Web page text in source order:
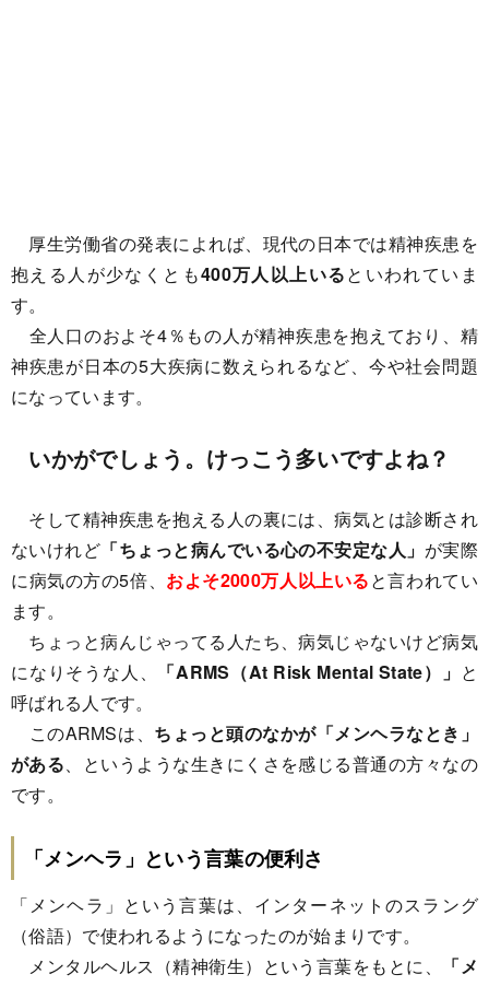
厚生労働省の発表によれば、現代の日本では精神疾患を
抱える人が少なくとも400万人以上いるといわれていま
す。
全人口のおよそ4％もの人が精神疾患を抱えており、精
神疾患が日本の5大疾病に数えられるなど、今や社会問題
になっています。
いかがでしょう。けっこう多いですよね？
そして精神疾患を抱える人の裏には、病気とは診断され
ないけれど 「ちょっと病んでいる心の不安定な人」 が実際
に病気の方の5倍、 およそ2000万人以上いると言われてい
ます。
ちょっと病んじゃってる人たち、病気じゃないけど病気
になりそうな人、
「ARMS（At Risk Mental State）」 と
呼ばれる人です。
このARMSは、 ちょっと頭のなかが「メンヘラなとき」
がある、というような生きにくさを感じる普通の方々なの
です。
「メンヘラ」という言葉の便利さ
「メンヘラ」という言葉は、インターネットのスラング
（俗語）で使われるようになったのが始まりです。
メンタルヘルス（精神衛生）という言葉をもとに、
「メ